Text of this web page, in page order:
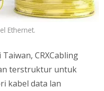
Ethernet.
CRXCabling
terstruktur untuk
kabel data lan